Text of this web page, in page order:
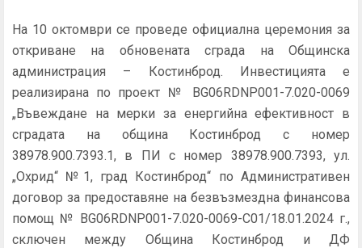
На 10 октомври се проведе официална церемония за
откриване на обновената сграда на Общинска
администрация – Костинброд. Инвестицията е
реализирана по проект № BG06RDNP001-7.020-0069
„Въвеждане на мерки за енергийна ефективност в
сградата на община Костинброд с номер
38978.900.7393.1, в ПИ с номер 38978.900.7393, ул.
„Охрид“ №1, град Костинброд“ по Административен
договор за предоставяне на безвъзмездна финансова
помощ № BG06RDNP001-7.020-0069-C01/18.01.2024 г.,
сключен между Община Костинброд и ДФ